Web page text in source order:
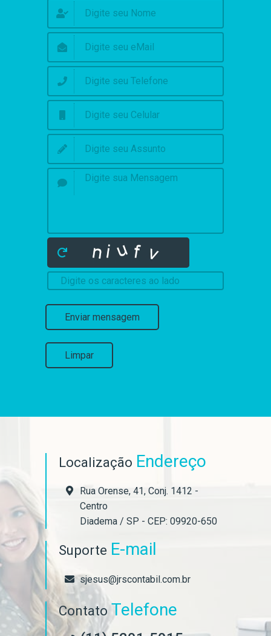
Enviar mensagem
Limpar
Localização Endereço
Rua Orense, 41, Conj. 1412 -
Centro
Diadema / SP - CEP: 09920-650
Suporte E-mail
sjesus@jrscontabil.com.br
Contato Telefone